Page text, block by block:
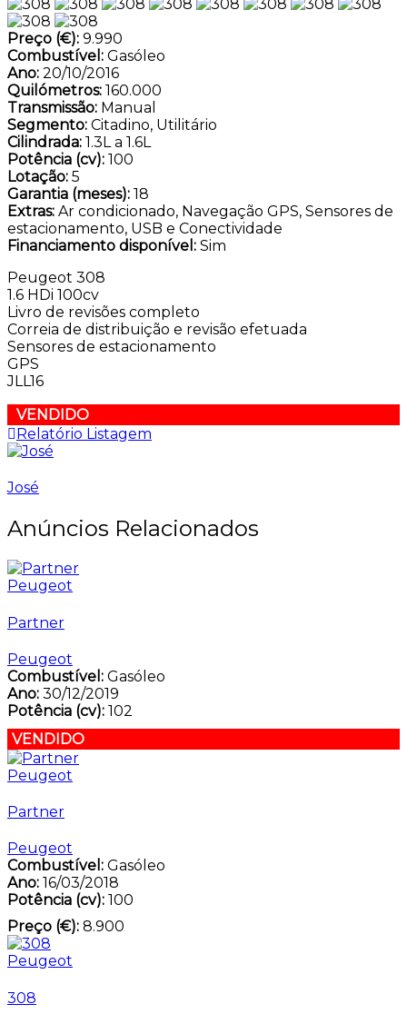
Preço (€): 9.990
Combustível: Gasóleo
Ano: 20/10/2016
Quilómetros: 160.000
Transmissão: Manual
Segmento: Citadino, Utilitário
Cilindrada: 1.3L a 1.6L
Potência (cv): 100
Lotação: 5
Garantia (meses): 18
Extras: Ar condicionado, Navegação GPS, Sensores de
estacionamento, USB e Conectividade
Financiamento disponível: Sim
Peugeot 308
1.6 HDi 100cv
Livro de revisões completo
Correia de distribuição e revisão efetuada
Sensores de estacionamento
GPS
JLL16
VENDIDO
Relatório Listagem
José
Anúncios Relacionados
Peugeot
Partner
Peugeot
Combustível: Gasóleo
Ano: 30/12/2019
Potência (cv): 102
VENDIDO
Peugeot
Partner
Peugeot
Combustível: Gasóleo
Ano: 16/03/2018
Potência (cv): 100
Preço (€): 8.900
Peugeot
308